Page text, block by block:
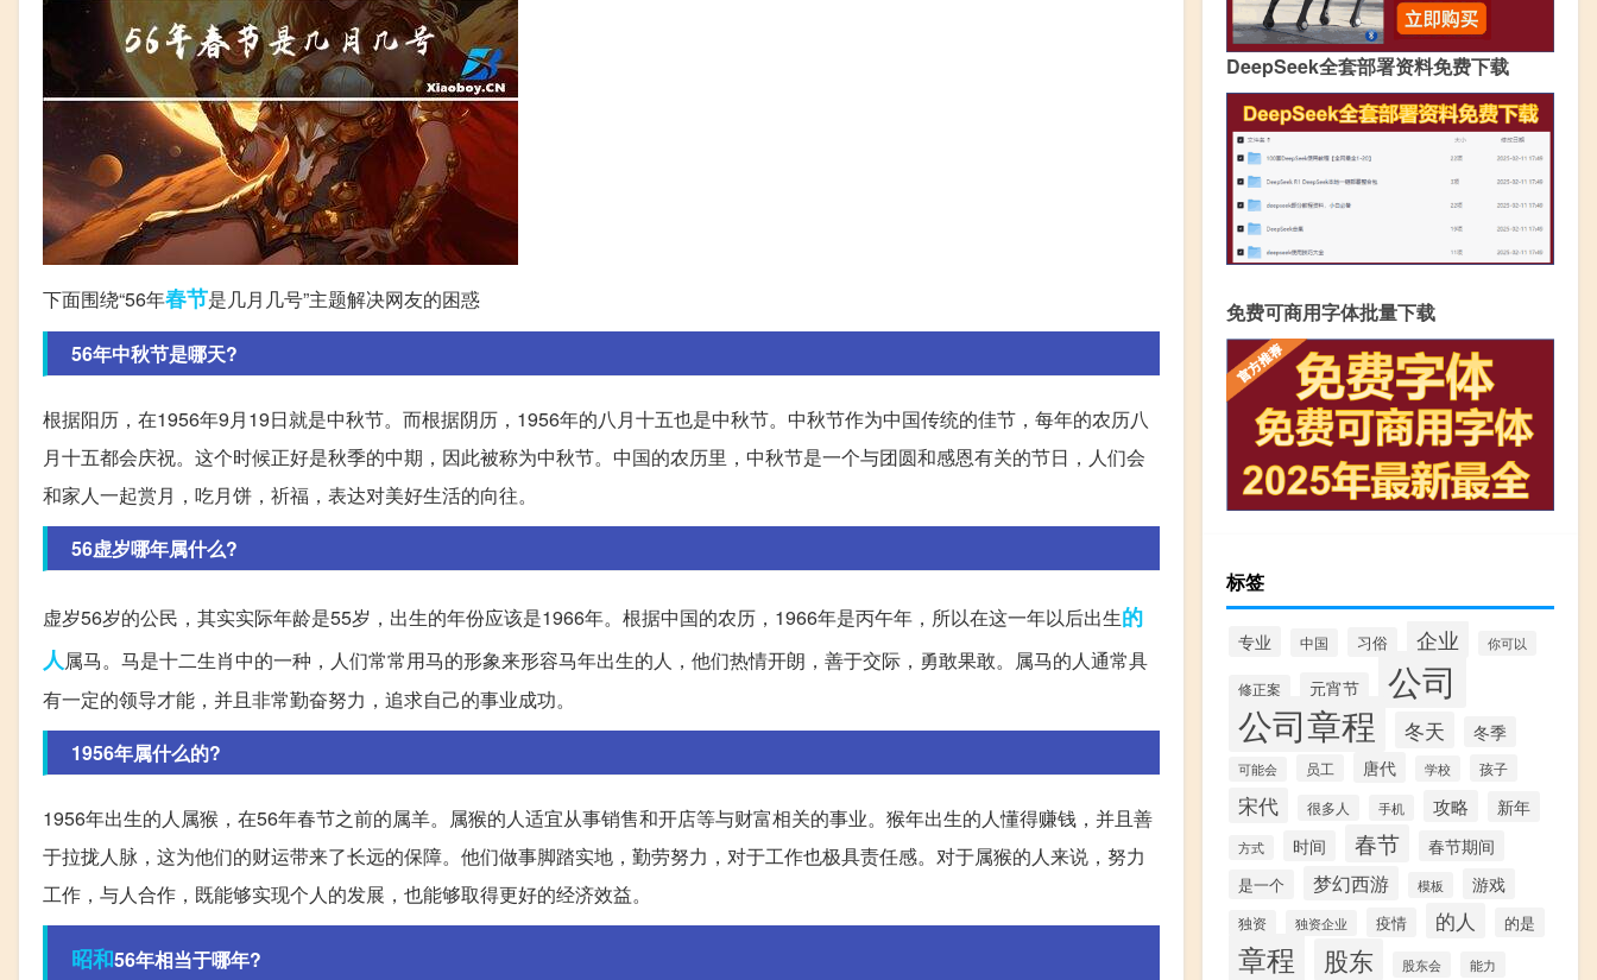
下面围绕“56年春节是几月几号”主题解决网友的困惑
56年中秋节是哪天?
根据阳历，在1956年9月19日就是中秋节。而根据阴历，1956年的八月十五也是中秋节。中秋节作为中国传统的佳节，每年的农历八
月十五都会庆祝。这个时候正好是秋季的中期，因此被称为中秋节。中国的农历里，中秋节是一个与团圆和感恩有关的节日，人们会
和家人一起赏月，吃月饼，祈福，表达对美好生活的向往。
56虚岁哪年属什么?
虚岁56岁的公民，其实实际年龄是55岁，出生的年份应该是1966年。根据中国的农历，1966年是丙午年，所以在这一年以后出生的
人属马。马是十二生肖中的一种，人们常常用马的形象来形容马年出生的人，他们热情开朗，善于交际，勇敢果敢。属马的人通常具
有一定的领导才能，并且非常勤奋努力，追求自己的事业成功。
1956年属什么的?
1956年出生的人属猴，在56年春节之前的属羊。属猴的人适宜从事销售和开店等与财富相关的事业。猴年出生的人懂得赚钱，并且善
于拉拢人脉，这为他们的财运带来了长远的保障。他们做事脚踏实地，勤劳努力，对于工作也极具责任感。对于属猴的人来说，努力
工作，与人合作，既能够实现个人的发展，也能够取得更好的经济效益。
昭和56年相当于哪年?
DeepSeek全套部署资料免费下载
免费可商用字体批量下载
标签
专业 中国 习俗 企业 你可以
修正案 元宵节 公司
公司章程 冬天 冬季
可能会 员工 唐代 学校 孩子
宋代 很多人 手机 攻略 新年
方式 时间 春节 春节期间
是一个 梦幻西游 模板 游戏
独资 独资企业 疫情 的人 的是
章程 股东 股东会 能力